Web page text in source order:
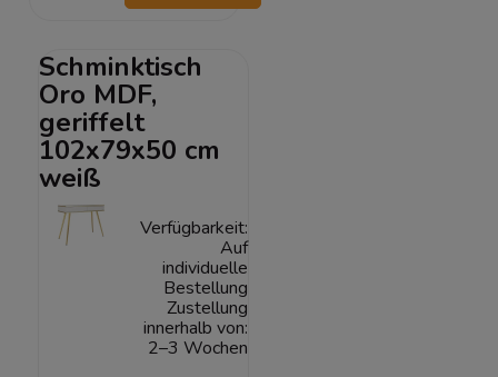
Schminktisch
Oro MDF,
geriffelt
102x79x50 cm
weiß
Verfügbarkeit:
Auf
individuelle
Bestellung
Zustellung
innerhalb von:
2–3 Wochen